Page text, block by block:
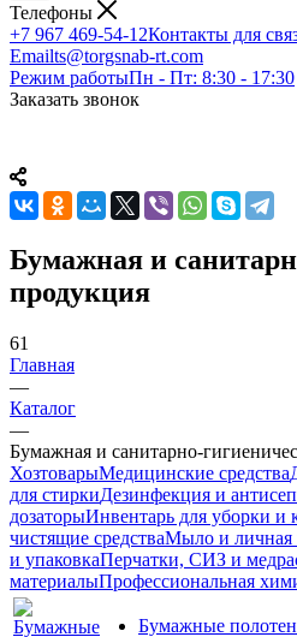
Телефоны
+7 967 469-54-12Контакты для
Emailts@torgsnab-rt.com
Режим работыПн - Пт: 8:30 - 17:30
Заказать звонок
Бумажная и
продукция
61
Главная
—
Каталог
—
Бумажная и санитарно-
ХозтоварыМедицинские средства
для стиркиДезинфекция и
дозаторыИнвентарь для уборки и
чистящие средстваМыло и личная
и упаковкаПерчатки, СИЗ и
материалыПрофессиональная
Бумажные